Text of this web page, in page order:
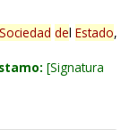
Sociedad del Estado,
Signatura